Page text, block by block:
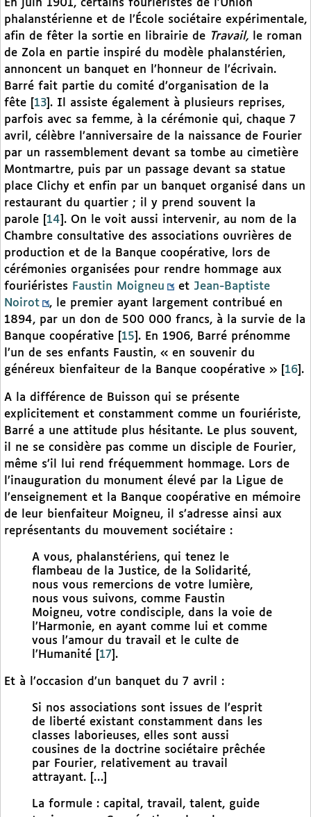
En juin 1901, certains fouriéristes de l’Union
phalanstérienne et de l’École sociétaire expérimentale,
afin de fêter la sortie en librairie de Travail,
le roman
de Zola en partie inspiré du modèle phalanstérien,
annoncent un banquet en l’honneur de l’écrivain.
Barré fait partie du comité d’organisation de la
fête
13 . Il assiste également à plusieurs reprises,
parfois avec sa femme, à la cérémonie qui, chaque 7
avril, célèbre l’anniversaire de la naissance de Fourier
par un rassemblement devant sa tombe au cimetière
Montmartre, puis par un passage devant sa statue
place Clichy et enfin par un banquet organisé dans un
restaurant du quartier ; il y prend souvent la
parole
14 . On le voit aussi intervenir, au nom de la
Chambre consultative des associations ouvrières de
production et de la Banque coopérative, lors de
cérémonies organisées pour rendre hommage aux
fouriéristes Faustin Moigneu et Jean-Baptiste
Noirot
, le premier ayant largement contribué en
1894, par un don de 500 000 francs, à la survie de la
Banque coopérative
15 . En 1906, Barré prénomme
l’un de ses enfants Faustin, « en souvenir du
généreux bienfaiteur de la Banque coopérative »
16 .
A la différence de Buisson qui se présente
explicitement et constamment comme un fouriériste,
Barré a une attitude plus hésitante. Le plus souvent,
il ne se considère pas comme un disciple de Fourier,
même s’il lui rend fréquemment hommage. Lors de
l’inauguration du monument élevé par la Ligue de
l’enseignement et la Banque coopérative en mémoire
de leur bienfaiteur Moigneu, il s’adresse ainsi aux
représentants du mouvement sociétaire :
A vous, phalanstériens, qui tenez le
flambeau de la Justice, de la Solidarité,
nous vous remercions de votre lumière,
nous vous suivons, comme Faustin
Moigneu, votre condisciple, dans la voie de
l’Harmonie, en ayant comme lui et comme
vous l’amour du travail et le culte de
l’Humanité
17 .
Et à l’occasion d’un banquet du 7 avril :
Si nos associations sont issues de l’esprit
de liberté existant constamment dans les
classes laborieuses, elles sont aussi
cousines de la doctrine sociétaire prêchée
par Fourier, relativement au travail
attrayant. […]
La formule : capital, travail, talent, guide